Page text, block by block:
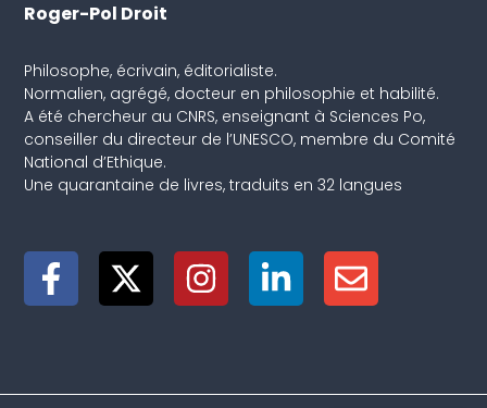
Roger-Pol Droit
Philosophe, écrivain, éditorialiste.
Normalien, agrégé, docteur en philosophie et habilité.
A été chercheur au CNRS, enseignant à Sciences Po,
conseiller du directeur de l’UNESCO, membre du Comité
National d’Ethique.
Une quarantaine de livres, traduits en 32 langues